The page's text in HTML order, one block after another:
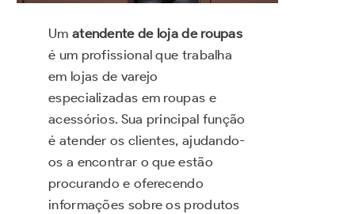
Um atendente de loja de roupas
é um profissional que trabalha
em lojas de varejo
especializadas em roupas e
acessórios. Sua principal função
é atender os clientes, ajudando-
os a encontrar o que estão
procurando e oferecendo
informações sobre os produtos